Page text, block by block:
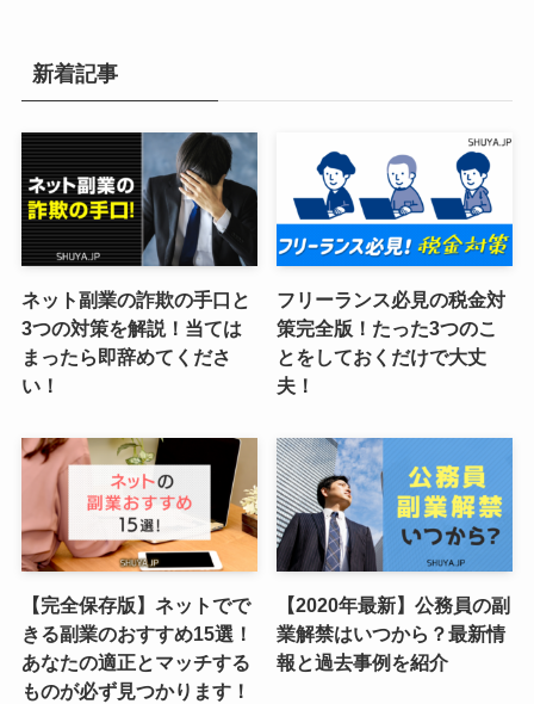
新着記事
ネット副業の詐欺の手口と
3つの対策を解説！当ては
まったら即辞めてくださ
い！
フリーランス必見の税金対
策完全版！たった3つのこ
とをしておくだけで大丈
夫！
【完全保存版】ネットでで
きる副業のおすすめ15選！
あなたの適正とマッチする
ものが必ず見つかります！
【2020年最新】公務員の副
業解禁はいつから？最新情
報と過去事例を紹介